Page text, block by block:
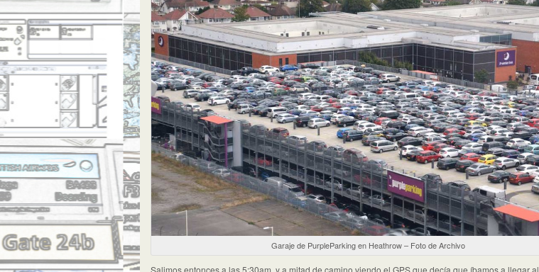
Garaje de PurpleParking en Heathrow – Foto de Archivo
Salimos entonces a las 5:30am, y a mitad de camino viendo el GPS que decía que íbamos a llegar al